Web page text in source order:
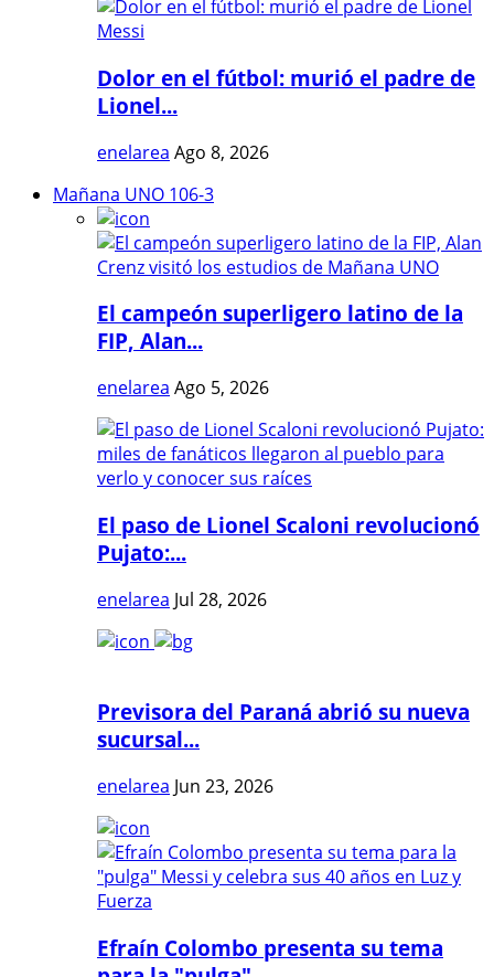
Dolor en el fútbol: murió el padre de
Lionel...
enelarea Ago 8, 2026
Mañana UNO 106-3
El campeón superligero latino de la
FIP, Alan...
enelarea Ago 5, 2026
El paso de Lionel Scaloni revolucionó
Pujato:...
enelarea Jul 28, 2026
Previsora del Paraná abrió su nueva
sucursal...
enelarea Jun 23, 2026
Efraín Colombo presenta su tema